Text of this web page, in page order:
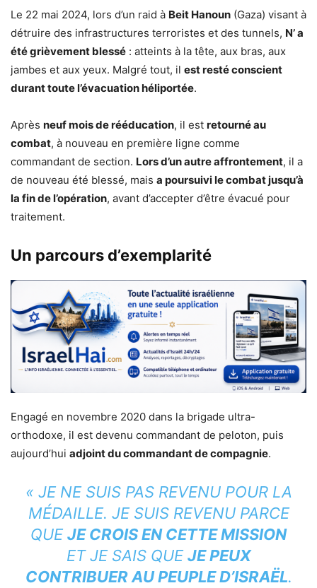
Le 22 mai 2024, lors d’un raid à Beit Hanoun (Gaza) visant à
détruire des infrastructures terroristes et des tunnels, N’ a
été grièvement blessé : atteints à la tête, aux bras, aux
jambes et aux yeux. Malgré tout, il est resté conscient
durant toute l’évacuation héliportée.
Après neuf mois de rééducation, il est retourné au
combat, à nouveau en première ligne comme
commandant de section. Lors d’un autre affrontement, il a
de nouveau été blessé, mais a poursuivi le combat jusqu’à
la fin de l’opération, avant d’accepter d’être évacué pour
traitement.
Un parcours d’exemplarité
Engagé en novembre 2020 dans la brigade ultra-
orthodoxe, il est devenu commandant de peloton, puis
aujourd’hui adjoint du commandant de compagnie.
« JE NE SUIS PAS REVENU POUR LA
MÉDAILLE. JE SUIS REVENU PARCE
QUEJE CROIS EN CETTE MISSION
ET JE SAIS QUEJE PEUX
CONTRIBUER AU PEUPLE D’ISRAËL.